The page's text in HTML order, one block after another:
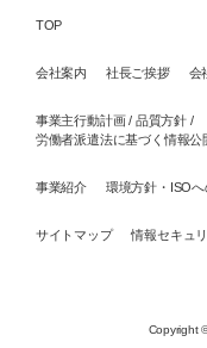
TOP
会社案内 社長ご挨拶 会
事業主行動計画 / 品質方針 /
労働者派遣法に基づく情報公
事業紹介 環境方針・ISO
サイトマップ 情報セキュ
Copyright